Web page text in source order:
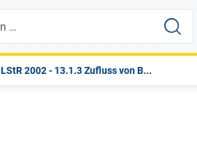
LStR 2002 - 13.1.3 Zufluss von B...